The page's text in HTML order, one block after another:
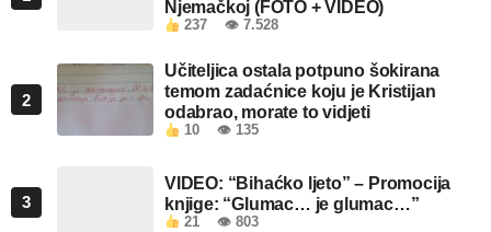
Njemačkoj (FOTO + VIDEO)
237 👁 7.528
2
Učiteljica ostala potpuno šokirana
temom zadaćnice koju je Kristijan
odabrao, morate to vidjeti
10 👁 135
3
VIDEO: “Bihaćko ljeto” – Promocija
knjige: “Glumac… je glumac…”
21 👁 803